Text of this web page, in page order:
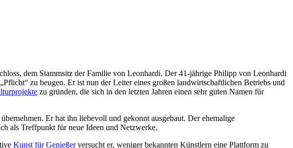
dem Stammsitz der Familie von Leonhardi. Der 41-jährige Philipp von Leonhardi
zu beugen. Er ist nun der Leiter eines großen landwirtschaftlichen Betriebs und
zu gründen, die sich in den letzten Jahren einen sehr guten Namen für
Er hat ihn liebevoll und gekonnt ausgebaut. Der ehemalige
als Treffpunkt für neue Ideen und Netzwerke.
Kunst für Genießerversucht er, weniger bekannten Künstlern eine Plattform zu